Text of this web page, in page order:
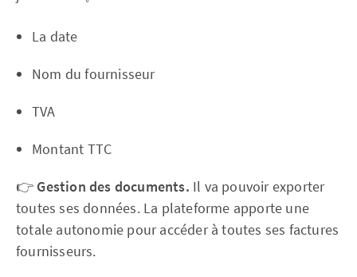
La date
Nom du fournisseur
TVA
Montant TTC
👉 Gestion des documents. Il va pouvoir exporter
toutes ses données. La plateforme apporte une
totale autonomie pour accéder à toutes ses factures
fournisseurs.